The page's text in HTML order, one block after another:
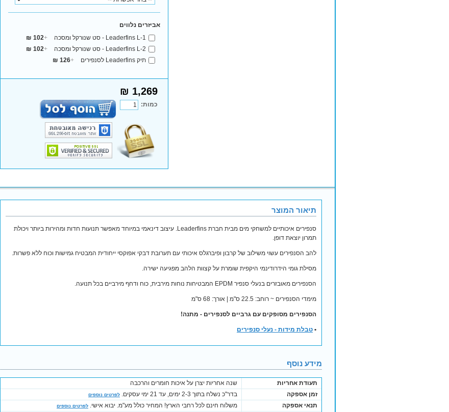
אביזרים נלווים
Leaderfins L-1 - סט שנורקל ומסכה
+
102 ₪
Leaderfins L-2 - סט שנורקל ומסכה
+
102 ₪
תיק Leaderfins לסנפירים
+
126 ₪
1,269 ₪
כמות:
תיאור המוצר
סנפירים איכותיים למשחקי מים מבית חברת Leaderfins. עיצוב דינאמי במיוחד מאפשר תנועות חדות ומהירות ביותר ויכולת
תמרון יוצאת דופן.
להב הסנפירים עשוי משילוב של קרבון ופיברגלס איכותי עם תערובת דבקי אפוקסי ייחודית המבטיח גמישות וכוח ללא פשרות.
מסילת גומי הידרודינמי היקפית שומרת על קצוות הלהב מפגיעה ישירה.
הסנפירים מאובזרים בנעלי סנפיר EPDM המבטיחות נוחות מירבית, כוח ודחף מירביים בכל תנועה.
מימדי הסנפירים ~ רוחב: 22.5 ס"מ | אורך: 68 ס"מ
הסנפירים מסופקים עם גרביים לסנפירים - מתנה!
• טבלת מידות - נעלי סנפירים
מידע נוסף
תעודת אחריות
שנה אחריות יצרן על איכות חומרים והרכבה
זמן אספקה
בדר"כ נשלח בתוך 2-3 ימים, עד 21 ימי עסקים. לפרטים נוספים
תנאי אספקה משלוח חינם לכל רחבי הארץ! המחיר כולל מע"מ. יבוא אישי. לפרטים נוספים